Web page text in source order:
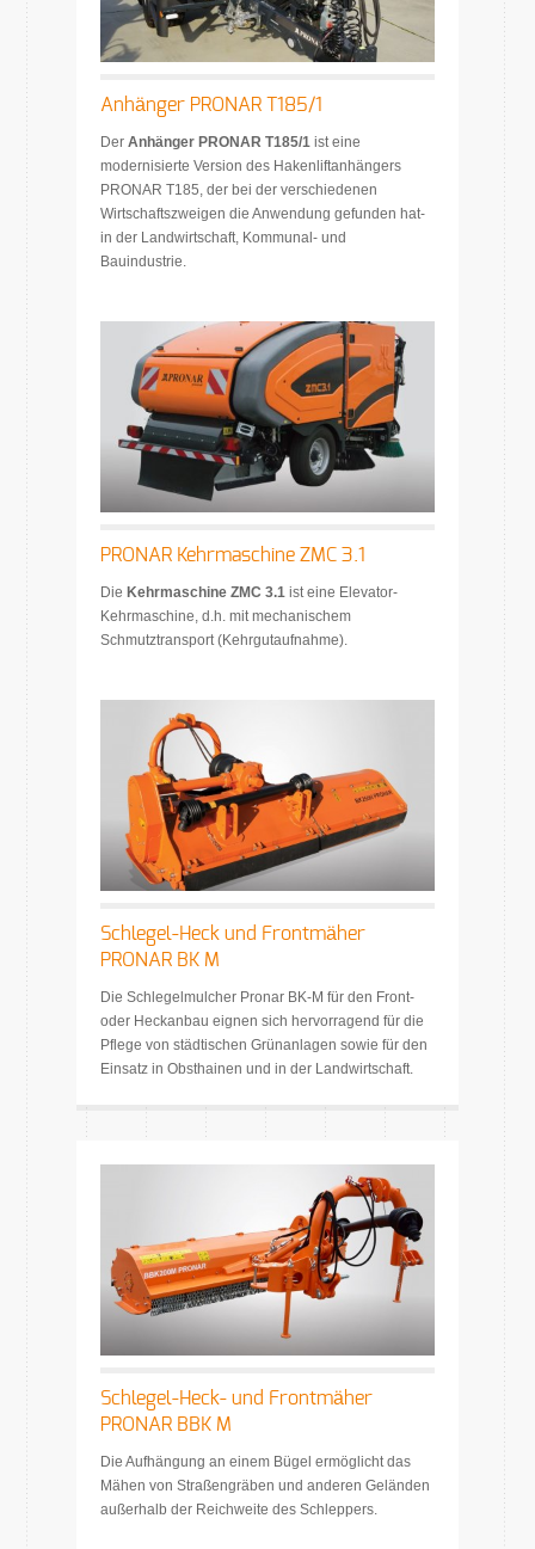
Anhänger PRONAR T185/1
Der Anhänger PRONAR T185/1 ist eine
modernisierte Version des Hakenliftanhängers
PRONAR T185, der bei der verschiedenen
Wirtschaftszweigen die Anwendung gefunden hat-
in der Landwirtschaft, Kommunal- und
Bauindustrie.
PRONAR Kehrmaschine ZMC 3.1
Die Kehrmaschine ZMC 3.1 ist eine Elevator-
Kehrmaschine, d.h. mit mechanischem
Schmutztransport (Kehrgutaufnahme).
Schlegel-Heck und Frontmäher
PRONAR BK M
Die Schlegelmulcher Pronar BK-M für den Front-
oder Heckanbau eignen sich hervorragend für die
Pflege von städtischen Grünanlagen sowie für den
Einsatz in Obsthainen und in der Landwirtschaft.
Schlegel-Heck- und Frontmäher
PRONAR BBK M
Die Aufhängung an einem Bügel ermöglicht das
Mähen von Straßengräben und anderen Geländen
außerhalb der Reichweite des Schleppers.